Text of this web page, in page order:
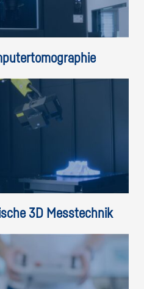
3D Messtechnik